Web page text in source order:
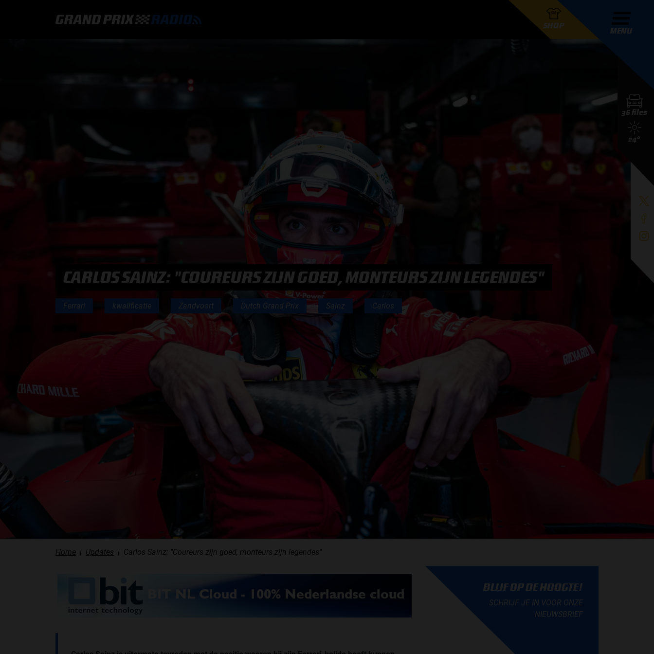
SHOP
MENU
36 files
24°
CARLOS SAINZ: "COUREURS ZIJN GOED, MONTEURS ZIJN LEGENDES"
Ferrari kwalificatie Zandvoort Dutch Grand Prix Sainz Carlos
Home Updates Carlos Sainz: "Coureurs zijn goed, monteurs zijn legendes"
BLIJF OP DE HOOGTE!
SCHRIJF JE IN VOOR ONZE
NIEUWSBRIEF
ONLINE RADIO LUISTEREN
HOE TE BELUISTEREN?
PODCAST PRESENTATOREN
F1 KWALIFICATIES
F1 RACES
F1 KALENDER
F1 COUREURS KAMPIOENSCHAP
F1 TEAMS KAMPIOENSCHAP
MAX VERSTAPPEN
RACE GEMIST
AANMELDEN NIEUWSBRIEF
NEEM CONTACT OP
FOUNDERS
GRAND PRIX RADIO TEAM
GRAND PRIX RADIO ACTIES